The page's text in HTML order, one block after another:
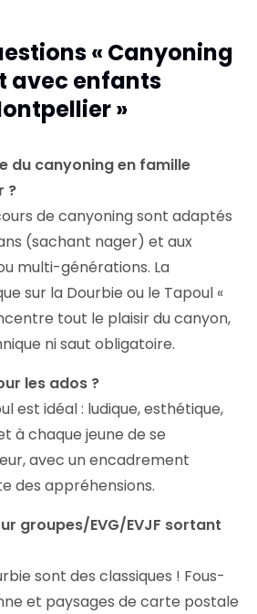
« Canyoning
avec enfants
»
du canyoning en famille
?
de canyoning sont adaptés
(sachant nager) et aux
multi-générations. La
sur la Dourbie ou le Tapoul «
tout le plaisir du canyon,
ni saut obligatoire.
les ados ?
est idéal : ludique, esthétique,
à chaque jeune de se
avec un encadrement
des appréhensions.
groupes/EVG/EVJF sortant
sont des classiques ! Fous-
et paysages de carte postale